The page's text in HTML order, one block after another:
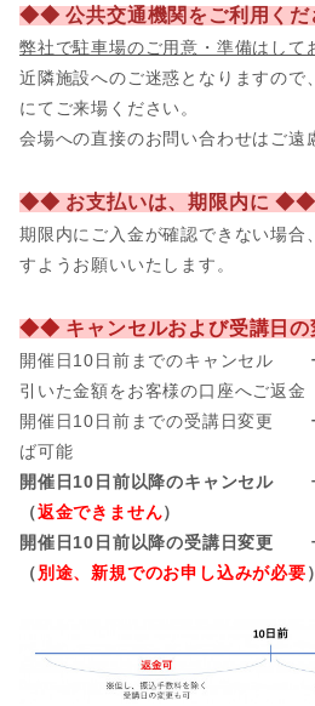
◆◆ 公共交通機関をご利用く
弊社で駐車場のご用意・準備はして
近隣施設へのご迷惑となりますので
にてご来場ください。
会場への直接のお問い合わせはご遠
◆◆ お支払いは、期限内に ◆◆
期限内にご入金が確認できない場合
すようお願いいたします。
◆◆ キャンセルおよび受講日
開催日10日前までのキャンセル
引いた金額をお客様の口座へご返金
開催日10日前までの受講日変更
ば可能
開催日10日前以降のキャンセル
（返金できません）
開催日10日前以降の受講日変更
（別途、新規でのお申し込みが必要）